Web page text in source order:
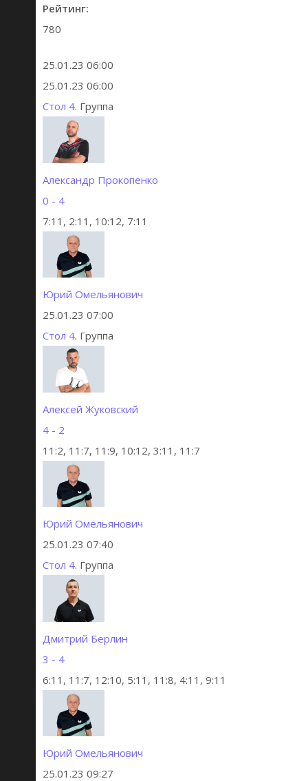
Рейтинг:
780
25.01.23 06:00
25.01.23 06:00
Стол 4. Группа
Александр Прокопенко
0 - 4
7:11, 2:11, 10:12, 7:11
Юрий Омельянович
25.01.23 07:00
Стол 4. Группа
Алексей Жуковский
4 - 2
11:2, 11:7, 11:9, 10:12, 3:11, 11:7
Юрий Омельянович
25.01.23 07:40
Стол 4. Группа
Дмитрий Берлин
3 - 4
6:11, 11:7, 12:10, 5:11, 11:8, 4:11, 9:11
Юрий Омельянович
25.01.23 09:27